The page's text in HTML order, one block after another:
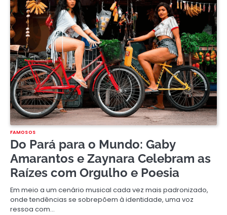
FAMOSOS
Do Pará para o Mundo: Gaby
Amarantos e Zaynara Celebram as
Raízes com Orgulho e Poesia
Em meio a um cenário musical cada vez mais padronizado,
onde tendências se sobrepõem à identidade, uma voz
ressoa com…